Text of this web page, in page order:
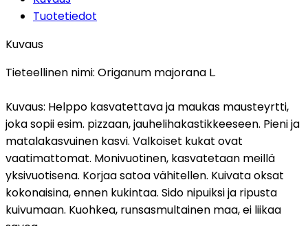
Tuotetiedot
Kuvaus
Tieteellinen nimi: Origanum majorana L.
Kuvaus: Helppo kasvatettava ja maukas mausteyrtti,
joka sopii esim. pizzaan, jauhelihakastikkeeseen. Pieni ja
matalakasvuinen kasvi. Valkoiset kukat ovat
vaatimattomat. Monivuotinen, kasvatetaan meillä
yksivuotisena. Korjaa satoa vähitellen. Kuivata oksat
kokonaisina, ennen kukintaa. Sido nipuiksi ja ripusta
kuivumaan. Kuohkea, runsasmultainen maa, ei liikaa